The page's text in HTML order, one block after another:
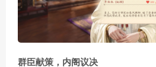
群臣献策，内阁议决